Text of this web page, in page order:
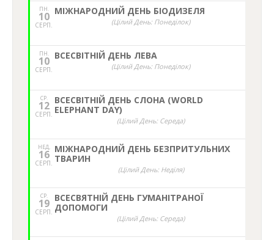
ПН.
10
СЕРП.
МІЖНАРОДНИЙ ДЕНЬ БІОДИЗЕЛЯ
(Цілий День: Понеділок)
ПН.
10
СЕРП.
ВСЕСВІТНІЙ ДЕНЬ ЛЕВА
(Цілий День: Понеділок)
СР.
12
СЕРП.
ВСЕСВІТНІЙ ДЕНЬ СЛОНА (WORLD
ELEPHANT DAY)
(Цілий День: Середа)
НЕД,
16
СЕРП.
МІЖНАРОДНИЙ ДЕНЬ БЕЗПРИТУЛЬНИХ
ТВАРИН
(Цілий День: Неділя)
СР.
19
СЕРП.
ВСЕСВЯТНІЙ ДЕНЬ ГУМАНІТРАНОЇ
ДОПОМОГИ
(Цілий День: Середа)